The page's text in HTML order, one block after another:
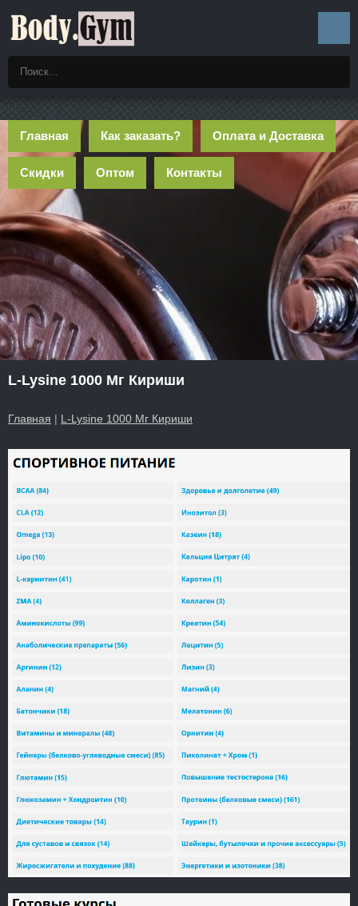
Главная Как заказать? Оплата и Доставка
Скидки Оптом Контакты
L-Lysine 1000 Мг Кириши
Главная | L-Lysine 1000 Мг Кириши